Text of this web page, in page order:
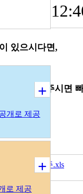
개로 제공
+
로 제공
+
02-20
있으시다면,
에 요청해주시면
월세엑셀표준.xls